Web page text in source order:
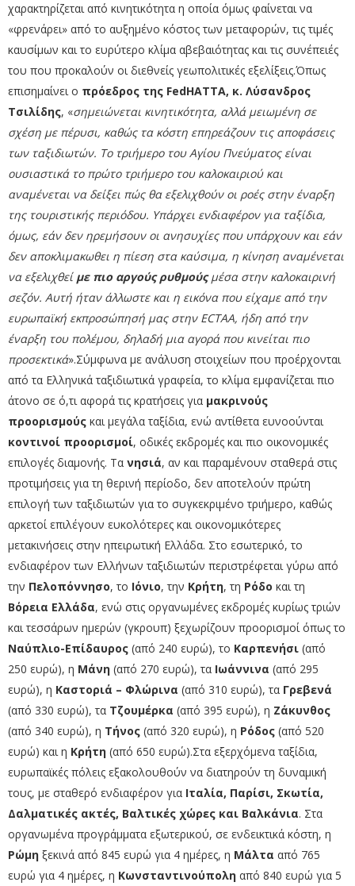
χαρακτηρίζεται από κινητικότητα η οποία όμως φαίνεται να
«φρενάρει» από το αυξημένο κόστος των μεταφορών, τις τιμές
καυσίμων και το ευρύτερο κλίμα αβεβαιότητας και τις συνέπειές
του που προκαλούν οι διεθνείς γεωπολιτικές εξελίξεις.Όπως
επισημαίνει ο πρόεδρος της FedHATTA, κ. Λύσανδρος
Τσιλίδης, «σημειώνεται κινητικότητα, αλλά μειωμένη σε
σχέση με πέρυσι, καθώς τα κόστη επηρεάζουν τις αποφάσεις
των ταξιδιωτών. Το τριήμερο του Αγίου Πνεύματος είναι
ουσιαστικά το πρώτο τριήμερο του καλοκαιριού και
αναμένεται να δείξει πώς θα εξελιχθούν οι ροές στην έναρξη
της τουριστικής περιόδου. Υπάρχει ενδιαφέρον για ταξίδια,
όμως, εάν δεν ηρεμήσουν οι ανησυχίες που υπάρχουν και εάν
δεν αποκλιμακωθει η πίεση στα καύσιμα, η κίνηση αναμένεται
να εξελιχθεί με πιο αργούς ρυθμούςμέσα στην καλοκαιρινή
σεζόν. Αυτή ήταν άλλωστε και η εικόνα που είχαμε από την
ευρωπαϊκή εκπροσώπησή μας στην ECTAA, ήδη από την
έναρξη του πολέμου, δηλαδή μια αγορά που κινείται πιο
προσεκτικά».Σύμφωνα με ανάλυση στοιχείων που προέρχονται
από τα Ελληνικά ταξιδιωτικά γραφεία, το κλίμα εμφανίζεται πιο
άτονο σε ό,τι αφορά τις κρατήσεις για μακρινούς
προορισμούς και μεγάλα ταξίδια, ενώ αντίθετα ευνοούνται
κοντινοί προορισμοί, οδικές εκδρομές και πιο οικονομικές
επιλογές διαμονής. Τα νησιά, αν και παραμένουν σταθερά στις
προτιμήσεις για τη θερινή περίοδο, δεν αποτελούν πρώτη
επιλογή των ταξιδιωτών για το συγκεκριμένο τριήμερο, καθώς
αρκετοί επιλέγουν ευκολότερες και οικονομικότερες
μετακινήσεις στην ηπειρωτική Ελλάδα. Στο εσωτερικό, το
ενδιαφέρον των Ελλήνων ταξιδιωτών περιστρέφεται γύρω από
την Πελοπόννησο, το Ιόνιο, την Κρήτη, τη Ρόδο και τη
Βόρεια Ελλάδα, ενώ στις οργανωμένες εκδρομές κυρίως τριών
και τεσσάρων ημερών (γκρουπ) ξεχωρίζουν προορισμοί όπως το
Ναύπλιο-Επίδαυρος (από 240 ευρώ), το Καρπενήσι (από
250 ευρώ), η Μάνη (από 270 ευρώ), τα Ιωάννινα (από 295
ευρώ), η Καστοριά – Φλώρινα (από 310 ευρώ), τα Γρεβενά
(από 330 ευρώ), τα Τζουμέρκα (από 395 ευρώ), η Ζάκυνθος
(από 340 ευρώ), η Τήνος (από 320 ευρώ), η Ρόδος (από 520
ευρώ) και η Κρήτη (από 650 ευρώ).Στα εξερχόμενα ταξίδια,
ευρωπαϊκές πόλεις εξακολουθούν να διατηρούν τη δυναμική
τους, με σταθερό ενδιαφέρον για Ιταλία, Παρίσι, Σκωτία,
Δαλματικές ακτές, Βαλτικές χώρες και Βαλκάνια. Στα
οργανωμένα προγράμματα εξωτερικού, σε ενδεικτικά κόστη, η
Ρώμη ξεκινά από 845 ευρώ για 4 ημέρες, η Μάλτα από 765
ευρώ για 4 ημέρες, η Κωνσταντινούπολη από 840 ευρώ για 5